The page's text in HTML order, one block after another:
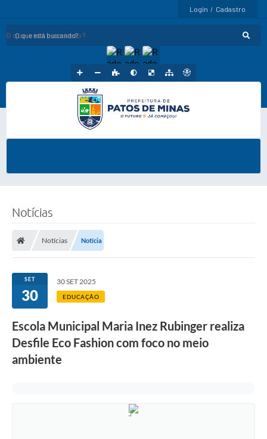
Login / Cadastro
O que está buscando?
Notícias
Notícias Notícia
SET
30
30 SET 2025
EDUCAÇÃO
Escola Municipal Maria Inez Rubinger realiza
Desfile Eco Fashion com foco no meio
ambiente